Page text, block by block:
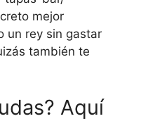
mejor
un rey sin gastar
también te
Aquí